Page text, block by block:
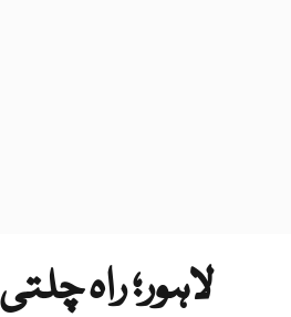
لاہور؛ راہ